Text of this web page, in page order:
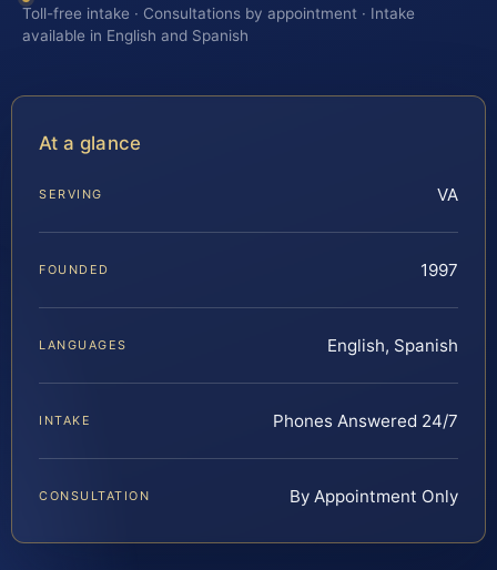
Toll-free intake · Consultations by appointment · Intake
available in English and Spanish
At a glance
SERVING VA
FOUNDED 1997
LANGUAGES English, Spanish
INTAKE Phones Answered 24/7
CONSULTATION By Appointment Only